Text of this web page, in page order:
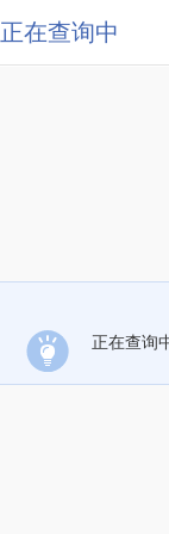
正在查询中
正在查询